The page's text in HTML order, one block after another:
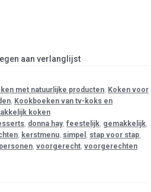
aan verlanglijst
met natuurlijke producten, Koken voor
, Kookboeken van tv-koks en
koken
, donna hay, feestelijk, gemakkelijk,
, kerstmenu, simpel , stap voor stap,
, voorgerecht, voorgerechten